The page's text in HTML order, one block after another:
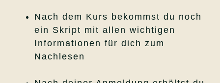
Nach dem Kurs bekommst du noch
ein Skript mit allen wichtigen
Informationen für dich zum
Nachlesen